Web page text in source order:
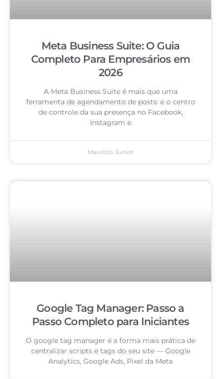
Meta Business Suite: O Guia
Completo Para Empresários em
2026
A Meta Business Suite é mais que uma
ferramenta de agendamento de posts: é o centro
de controle da sua presença no Facebook,
Instagram e
Mauricio Junior
Google Tag Manager: Passo a
Passo Completo para Iniciantes
O google tag manager é a forma mais prática de
centralizar scripts e tags do seu site — Google
Analytics, Google Ads, Pixel da Meta